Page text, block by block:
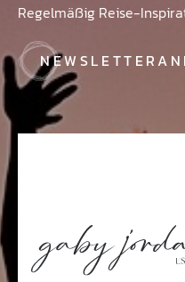
Regelmäßig Reise-